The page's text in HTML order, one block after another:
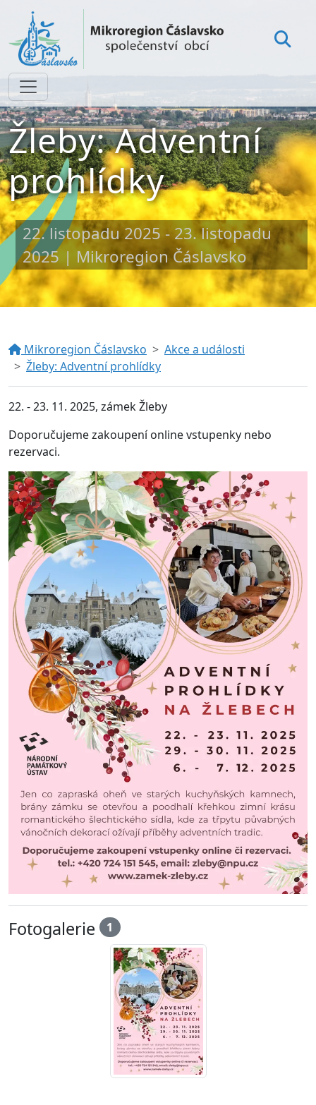
Žleby: Adventní
prohlídky
22. listopadu 2025 - 23. listopadu
2025 | Mikroregion Čáslavsko
Mikroregion Čáslavsko
Akce a události
Žleby: Adventní prohlídky
22. - 23. 11. 2025, zámek Žleby
Doporučujeme zakoupení online vstupenky nebo
rezervaci.
Fotogalerie 1